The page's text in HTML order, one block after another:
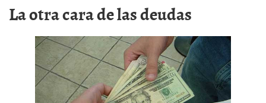
La otra cara de las deudas